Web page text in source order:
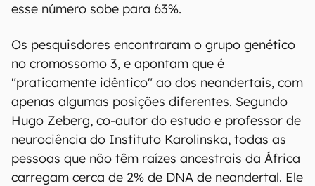
esse número sobe para 63%.
Os pesquisdores encontraram o grupo genético
no cromossomo 3, e apontam que é
"praticamente idêntico" ao dos neandertais, com
apenas algumas posições diferentes. Segundo
Hugo Zeberg, co-autor do estudo e professor de
neurociência do Instituto Karolinska, todas as
pessoas que não têm raízes ancestrais da África
carregam cerca de 2% de DNA de neandertal. Ele